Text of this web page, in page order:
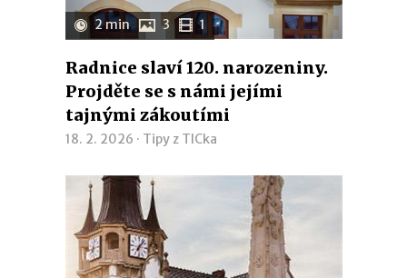
2 min 3 1
Radnice slaví 120. narozeniny.
Projděte se s námi jejími
tajnými zákoutími
18. 2. 2026 · Tipy z TICka